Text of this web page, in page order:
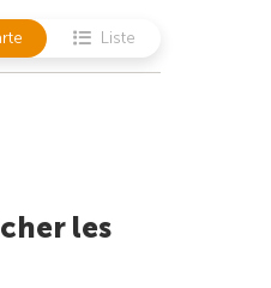
Liste
les